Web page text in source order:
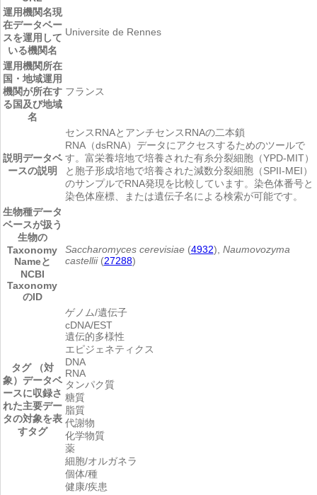
運用機関名現
在データベー
スを運用して
いる機関名
Universite de Rennes
運用機関所在
国・地域運用
機関が所在す
る国及び地域
名
フランス
説明データベ
ースの説明
センスRNAとアンチセンスRNAの二本鎖
RNA（dsRNA）データにアクセスするためのツールで
す。富栄養培地で培養された有糸分裂細胞（YPD-MIT）
と胞子形成培地で培養された減数分裂細胞（SPII-MEI）
のサンプルでRNA発現を比較しています。染色体番号と
染色体座標、または遺伝子名による検索が可能です。
生物種データ
ベースが扱う
生物の
Taxonomy
Nameと
NCBI
Taxonomy
のID
Saccharomyces cerevisiae(4932), Naumovozyma
castellii(27288)
タグ （対
象） データベ
ースに収録さ
れた主要デー
タの対象を表
すタグ
ゲノム/遺伝子
cDNA/EST
遺伝的多様性
エピジェネティクス
DNA
RNA
タンパク質
糖質
脂質
代謝物
化学物質
薬
細胞/オルガネラ
個体/種
健康/疾患